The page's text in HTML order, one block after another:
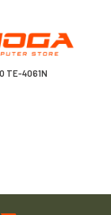
TE-4061N